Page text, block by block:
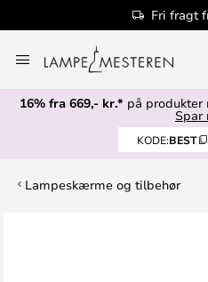
Fri fragt
to
Content
16% fra 669,- kr.* på produkter
Spar
KODE:BEST
Lampeskærme og tilbehør